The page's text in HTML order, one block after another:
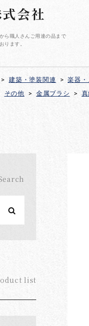
会社
ら職人さんご用達の品まで
ります。
> 建築・塗装関連 > 楽器
その他 > 金属ブラシ >
list